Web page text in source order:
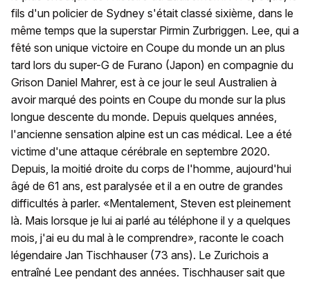
fils d'un policier de Sydney s'était classé sixième, dans le
même temps que la superstar Pirmin Zurbriggen. Lee, qui a
fêté son unique victoire en Coupe du monde un an plus
tard lors du super-G de Furano (Japon) en compagnie du
Grison Daniel Mahrer, est à ce jour le seul Australien à
avoir marqué des points en Coupe du monde sur la plus
longue descente du monde. Depuis quelques années,
l'ancienne sensation alpine est un cas médical. Lee a été
victime d'une attaque cérébrale en septembre 2020.
Depuis, la moitié droite du corps de l'homme, aujourd'hui
âgé de 61 ans, est paralysée et il a en outre de grandes
difficultés à parler. «Mentalement, Steven est pleinement
là. Mais lorsque je lui ai parlé au téléphone il y a quelques
mois, j'ai eu du mal à le comprendre», raconte le coach
légendaire Jan Tischhauser (73 ans). Le Zurichois a
entraîné Lee pendant des années. Tischhauser sait que